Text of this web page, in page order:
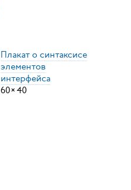
Плакат о синтаксисе
элементов
интерфейса
60×40